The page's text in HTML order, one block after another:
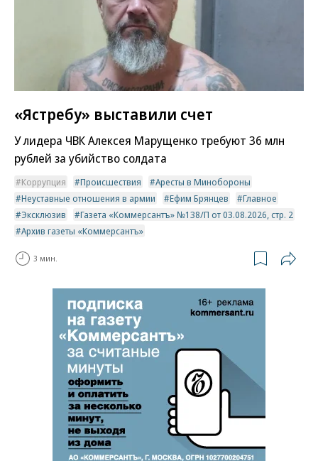
«Ястребу» выставили счет
У лидера ЧВК Алексея Марущенко требуют 36 млн
рублей за убийство солдата
Коррупция Происшествия
Аресты в Минобороны
Неуставные отношения в армии
Ефим Брянцев
Главное
Эксклюзив
Газета «Коммерсантъ» №138/П от 03.08.2026, стр. 2
Архив газеты «Коммерсантъ»
3 мин.